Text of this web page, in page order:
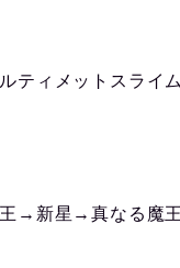
ティメットスライム
→新星→真なる魔